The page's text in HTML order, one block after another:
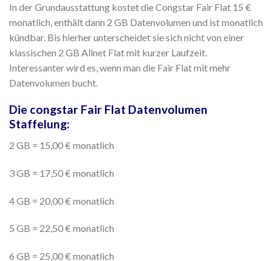
In der Grundausstattung kostet die Congstar Fair Flat 15 €
monatlich, enthält dann 2 GB Datenvolumen und ist monatlich
kündbar. Bis hierher unterscheidet sie sich nicht von einer
klassischen 2 GB Allnet Flat mit kurzer Laufzeit.
Interessanter wird es, wenn man die Fair Flat mit mehr
Datenvolumen bucht.
Die congstar Fair Flat Datenvolumen
Staffelung:
2 GB = 15,00 € monatlich
3 GB = 17,50 € monatlich
4 GB = 20,00 € monatlich
5 GB = 22,50 € monatlich
6 GB = 25,00 € monatlich